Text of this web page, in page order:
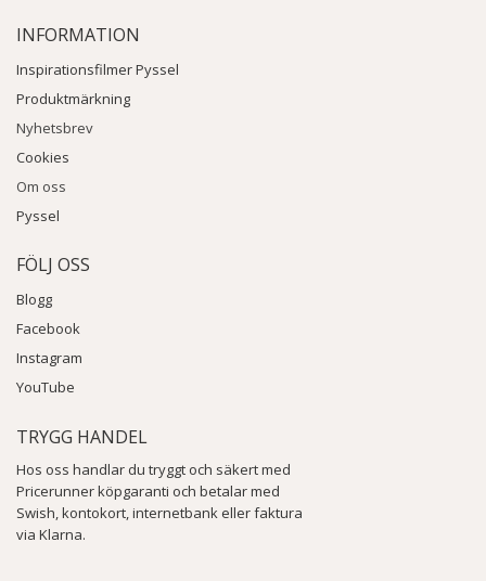
INFORMATION
Inspirationsfilmer Pyssel
Produktmärkning
Nyhetsbrev
Cookies
Om oss
Pyssel
FÖLJ OSS
Blogg
Facebook
Instagram
YouTube
TRYGG HANDEL
Hos oss handlar du tryggt och säkert med
Pricerunner köpgaranti och betalar med
Swish, kontokort, internetbank eller faktura
via Klarna.